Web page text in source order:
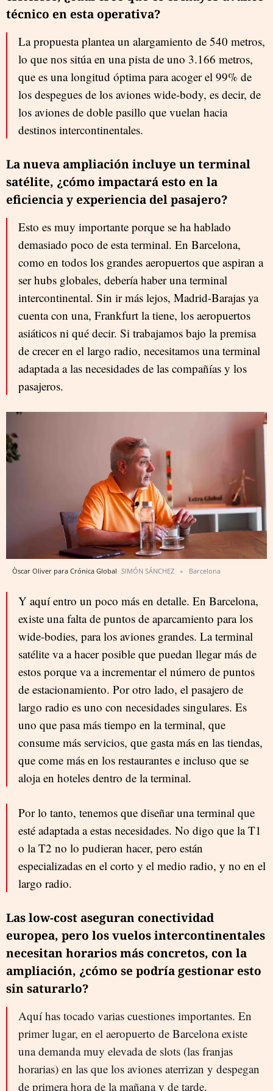
técnico en esta operativa?
La propuesta plantea un alargamiento de 540 metros,
lo que nos sitúa en una pista de uno 3.166 metros,
que es una longitud óptima para acoger el 99% de
los despegues de los aviones wide-body, es decir, de
los aviones de doble pasillo que vuelan hacia
destinos intercontinentales.
La nueva ampliación incluye un terminal
satélite, ¿cómo impactará esto en la
eficiencia y experiencia del pasajero?
Esto es muy importante porque se ha hablado
demasiado poco de esta terminal. En Barcelona,
como en todos los grandes aeropuertos que aspiran a
ser hubs globales, debería haber una terminal
intercontinental. Sin ir más lejos, Madrid-Barajas ya
cuenta con una, Frankfurt la tiene, los aeropuertos
asiáticos ni qué decir. Si trabajamos bajo la premisa
de crecer en el largo radio, necesitamos una terminal
adaptada a las necesidades de las compañías y los
pasajeros.
Òscar Oliver para Crónica Global SIMÓN SÁNCHEZ Barcelona
Y aquí entro un poco más en detalle. En Barcelona,
existe una falta de puntos de aparcamiento para los
wide-bodies, para los aviones grandes. La terminal
satélite va a hacer posible que puedan llegar más de
estos porque va a incrementar el número de puntos
de estacionamiento. Por otro lado, el pasajero de
largo radio es uno con necesidades singulares. Es
uno que pasa más tiempo en la terminal, que
consume más servicios, que gasta más en las tiendas,
que come más en los restaurantes e incluso que se
aloja en hoteles dentro de la terminal.
Por lo tanto, tenemos que diseñar una terminal que
esté adaptada a estas necesidades. No digo que la T1
o la T2 no lo pudieran hacer, pero están
especializadas en el corto y el medio radio, y no en el
largo radio.
Las low-cost aseguran conectividad
europea, pero los vuelos intercontinentales
necesitan horarios más concretos, con la
ampliación, ¿cómo se podría gestionar esto
sin saturarlo?
Aquí has tocado varias cuestiones importantes. En
primer lugar, en el aeropuerto de Barcelona existe
una demanda muy elevada de slots (las franjas
horarias) en las que los aviones aterrizan y despegan
de primera hora de la mañana y de tarde.